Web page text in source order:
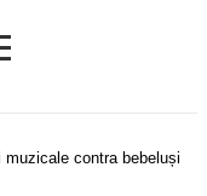
contra bebeluși